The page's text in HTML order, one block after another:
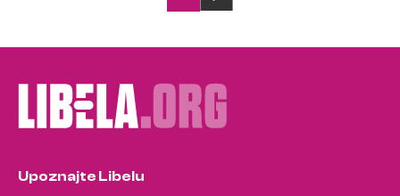
pagination
Upoznajte Libelu